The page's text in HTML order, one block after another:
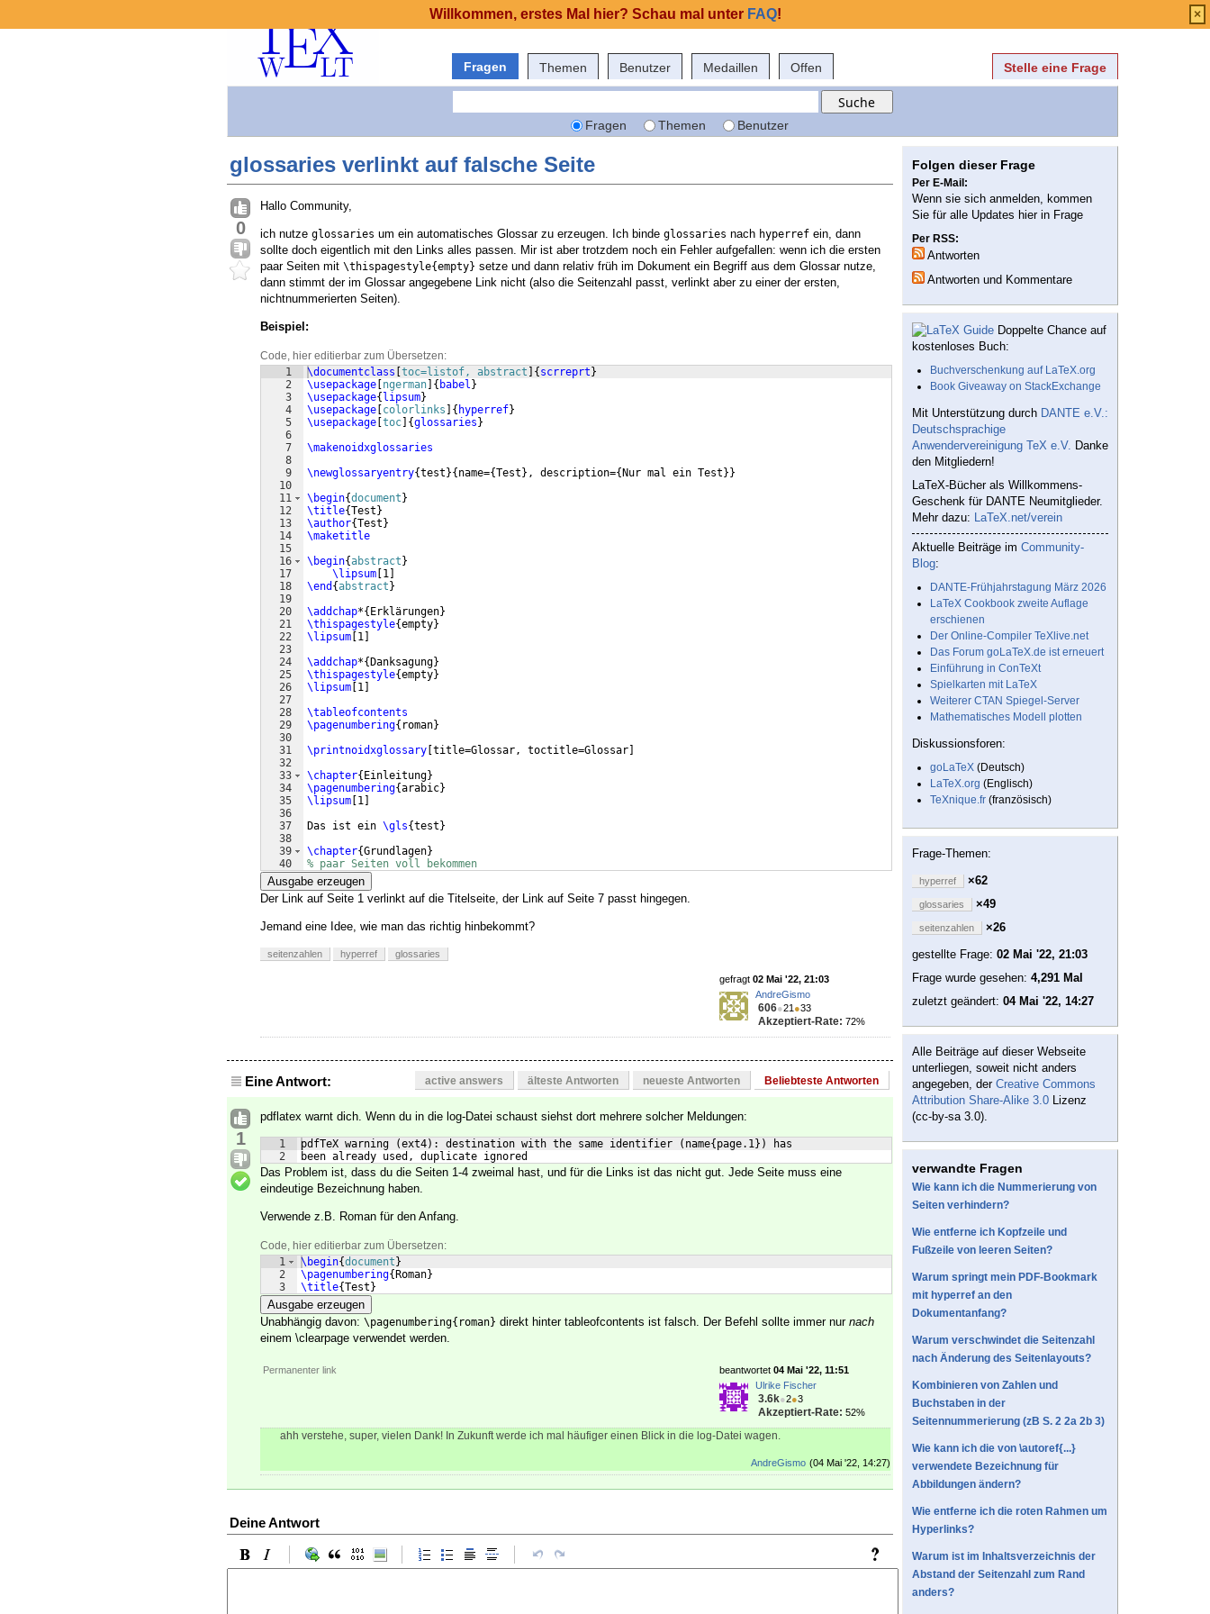
Fragen Themen Benutzer Medaillen Offen Stelle eine Frage
Fragen Themen Benutzer
glossaries verlinkt auf falsche Seite
0
Hallo Community,
ich nutze glossaries um ein automatisches Glossar zu erzeugen. Ich binde glossaries nach hyperref ein, dann
sollte doch eigentlich mit den Links alles passen. Mir ist aber trotzdem noch ein Fehler aufgefallen: wenn ich die ersten
paar Seiten mit \thispagestyle{empty} setze und dann relativ früh im Dokument ein Begriff aus dem Glossar nutze,
dann stimmt der im Glossar angegebene Link nicht (also die Seitenzahl passt, verlinkt aber zu einer der ersten,
nichtnummerierten Seiten).
Beispiel:
Code, hier editierbar zum Übersetzen:
1
2
3
4
5
6
7
8
9
10
11
12
13
14
15
16
17
18
19
20
21
22
23
24
25
26
27
28
29
30
31
32
33
34
35
36
37
38
39
40
41
\documentclass toc=listof, abstract { scrreprt }
\usepackage ngerman { babel }
\usepackage{ lipsum}
\usepackage colorlinks { hyperref}
\usepackage toc {glossaries }
\makenoidxglossaries
\newglossaryentry{test }{ name={Test } , description={ Nur mal ein Test }}
\begin{document }
\title{Test }
\author{Test }
\maketitle
\begin{abstract }
\lipsum 1
\end {abstract }
\addchap*{ Erklärungen}
\thispagestyle{empty}
\lipsum 1
\addchap*{ Danksagung}
\thispagestyle{empty}
\lipsum 1
\tableofcontents
\pagenumbering{ roman}
\printnoidxglossary title=Glossar, toctitle=Glossar
\chapter{ Einleitung}
\pagenumbering{arabic}
\lipsum 1
Das ist ein \gls{test }
\chapter{Grundlagen}
% paar Seiten voll bekommen
\lipsum[1-30
Ausgabe erzeugen
Der Link auf Seite 1 verlinkt auf die Titelseite, der Link auf Seite 7 passt hingegen.
Jemand eine Idee, wie man das richtig hinbekommt?
seitenzahlen hyperref glossaries
gefragt 02 Mai '22, 21:03
AndreGismo
606●21 ●33
Akzeptiert-Rate: 72%
Eine Antwort: active answers älteste Antworten neueste Antworten Beliebteste Antworten
1
pdflatex warnt dich. Wenn du in die log-Datei schaust siehst dort mehrere solcher Meldungen:
1
2
pdfTeX warning (ext4): destination with the same identifier (name{page.1}) has
been already used, duplicate ignored
Das Problem ist, dass du die Seiten 1-4 zweimal hast, und für die Links ist das nicht gut. Jede Seite muss eine
eindeutige Bezeichnung haben.
Verwende z.B. Roman für den Anfang.
Code, hier editierbar zum Übersetzen:
1
2
3
\begin{document }
\pagenumbering{ Roman}
\title{Test }
Ausgabe erzeugen
Unabhängig davon: \pagenumbering{roman} direkt hinter tableofcontents ist falsch. Der Befehl sollte immer nur nach
einem \clearpage verwendet werden.
Permanenter link beantwortet 04 Mai '22, 11:51
Ulrike Fischer
3.6k●2●3
Akzeptiert-Rate: 52%
ahh verstehe, super, vielen Dank! In Zukunft werde ich mal häufiger einen Blick in die log-Datei wagen.
(04 Mai '22, 14:27)
AndreGismo
Deine Antwort
Folgen dieser Frage
Per E-Mail:
Wenn sie sich anmelden, kommen
Sie für alle Updates hier in Frage
Per RSS:
Antworten
Antworten und Kommentare
Doppelte Chance auf
kostenloses Buch:
Buchverschenkung auf LaTeX.org
Book Giveaway on StackExchange
Mit Unterstützung durch DANTE e.V.:
Deutschsprachige
Anwendervereinigung TeX e.V. Danke
den Mitgliedern!
LaTeX-Bücher als Willkommens-
Geschenk für DANTE Neumitglieder.
Mehr dazu: LaTeX.net/verein
Aktuelle Beiträge im Community-
Blog:
DANTE-Frühjahrstagung März 2026
LaTeX Cookbook zweite Auflage
erschienen
Der Online-Compiler TeXlive.net
Das Forum goLaTeX.de ist erneuert
Einführung in ConTeXt
Spielkarten mit LaTeX
Weiterer CTAN Spiegel-Server
Mathematisches Modell plotten
Diskussionsforen:
goLaTeX (Deutsch)
LaTeX.org (Englisch)
TeXnique.fr (französisch)
Frage-Themen:
hyperref ×62
glossaries ×49
seitenzahlen
×26
gestellte Frage: 02 Mai '22, 21:03
Frage wurde gesehen: 4,291 Mal
zuletzt geändert: 04 Mai '22, 14:27
Alle Beiträge auf dieser Webseite
unterliegen, soweit nicht anders
angegeben, der Creative Commons
Attribution Share-Alike 3.0 Lizenz
(cc-by-sa 3.0).
verwandte Fragen
Wie kann ich die Nummerierung von
Seiten verhindern?
Wie entferne ich Kopfzeile und
Fußzeile von leeren Seiten?
Warum springt mein PDF-Bookmark
mit hyperref an den
Dokumentanfang?
Warum verschwindet die Seitenzahl
nach Änderung des Seitenlayouts?
Kombinieren von Zahlen und
Buchstaben in der
Seitennummerierung (zB S. 2 2a 2b 3)
Wie kann ich die von \autoref{...}
verwendete Bezeichnung für
Abbildungen ändern?
Wie entferne ich die roten Rahmen um
Hyperlinks?
Warum ist im Inhaltsverzeichnis der
Abstand der Seitenzahl zum Rand
anders?
Willkommen, erstes Mal hier? Schau mal unter FAQ! ×